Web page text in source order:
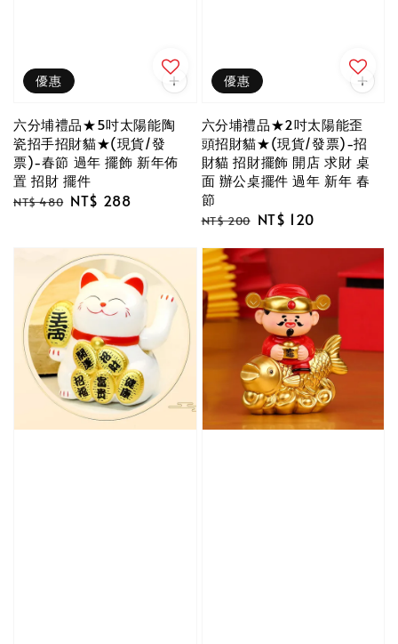
優惠
六分埔禮品★5吋太陽能陶
瓷招手招財貓★(現貨/發
票)-春節 過年 擺飾 新年佈
置 招財 擺件
Regular
NT$ 480 Sale
NT$ 288
優惠
六分埔禮品★2吋太陽能歪
頭招財貓★(現貨/發票)-招
財貓 招財擺飾 開店 求財 桌
面 辦公桌擺件 過年 新年 春
節
Regular
NT$ 200 Sale
NT$ 120